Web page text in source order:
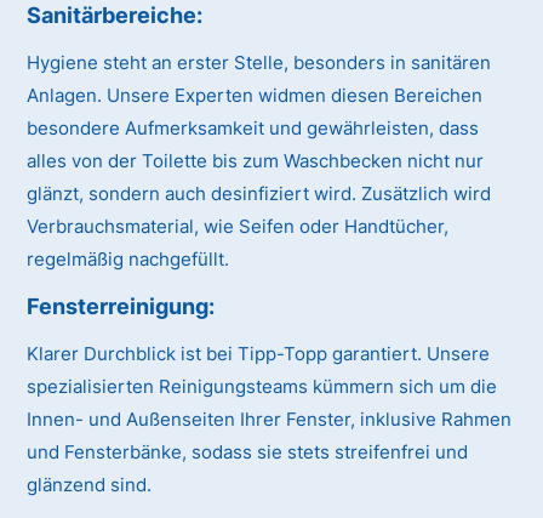
Sanitärbereiche:
Hygiene steht an erster Stelle, besonders in sanitären
Anlagen. Unsere Experten widmen diesen Bereichen
besondere Aufmerksamkeit und gewährleisten, dass
alles von der Toilette bis zum Waschbecken nicht nur
glänzt, sondern auch desinfiziert wird. Zusätzlich wird
Verbrauchsmaterial, wie Seifen oder Handtücher,
regelmäßig nachgefüllt.
Fensterreinigung:
Klarer Durchblick ist bei Tipp-Topp garantiert. Unsere
spezialisierten Reinigungsteams kümmern sich um die
Innen- und Außenseiten Ihrer Fenster, inklusive Rahmen
und Fensterbänke, sodass sie stets streifenfrei und
glänzend sind.